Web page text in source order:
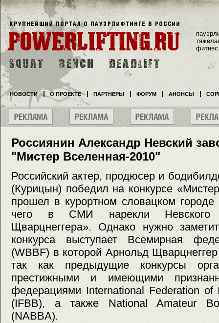
Россиянин Александр Невский
"Мистер Вселенная-2010"
Российский актер, продюсер и
(Курицын) победил на конкурсе
прошел в курортном словацком
чего в СМИ нарекли Невского
Щварцнеггера». Однако нужно
конкурса выступает Всемирная
(WBBF) в которой Арнольд
так как предыдущие конкурсы
престижными и имеющими
федерациями International Federation of
(IFBB), а также National Amateur
(NABBA).
фитнес
НОВОСТИ О ПРОЕКТЕ ПАРТНЕРЫ ФОРУМ АНОНСЫ